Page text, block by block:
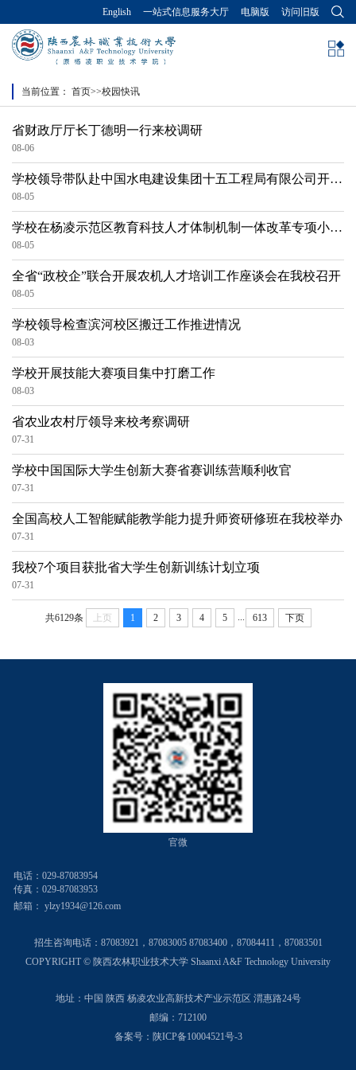
English 一站式信息服务大厅 电脑版 访问旧版
当前位置： 首页>>校园快讯
省财政厅厅长丁德明一行来校调研
08-06
学校领导带队赴中国水电建设集团十五工程局有限公司开展
访企拓岗活动
08-05
学校在杨凌示范区教育科技人才体制机制一体改革专项小组
会上作交流发言
08-05
全省“政校企”联合开展农机人才培训工作座谈会在我校召开
08-05
学校领导检查滨河校区搬迁工作推进情况
08-03
学校开展技能大赛项目集中打磨工作
08-03
省农业农村厅领导来校考察调研
07-31
学校中国国际大学生创新大赛省赛训练营顺利收官
07-31
全国高校人工智能赋能教学能力提升师资研修班在我校举办
07-31
我校7个项目获批省大学生创新训练计划立项
07-31
共6129条 上页 1 2 3 4 5 613 下页
官微
电话：029-87083954
传真：029-87083953
邮箱： ylzy1934@126.com
招生咨询电话： 87083921，87083005 87083400，87084411，87083501
COPYRIGHT © 陕西农林职业技术大学 Shaanxi A&F Technology University
地址：中国 陕西 杨凌农业高新技术产业示范区 渭惠路24号
邮编：712100
备案号：陕ICP备10004521号-3